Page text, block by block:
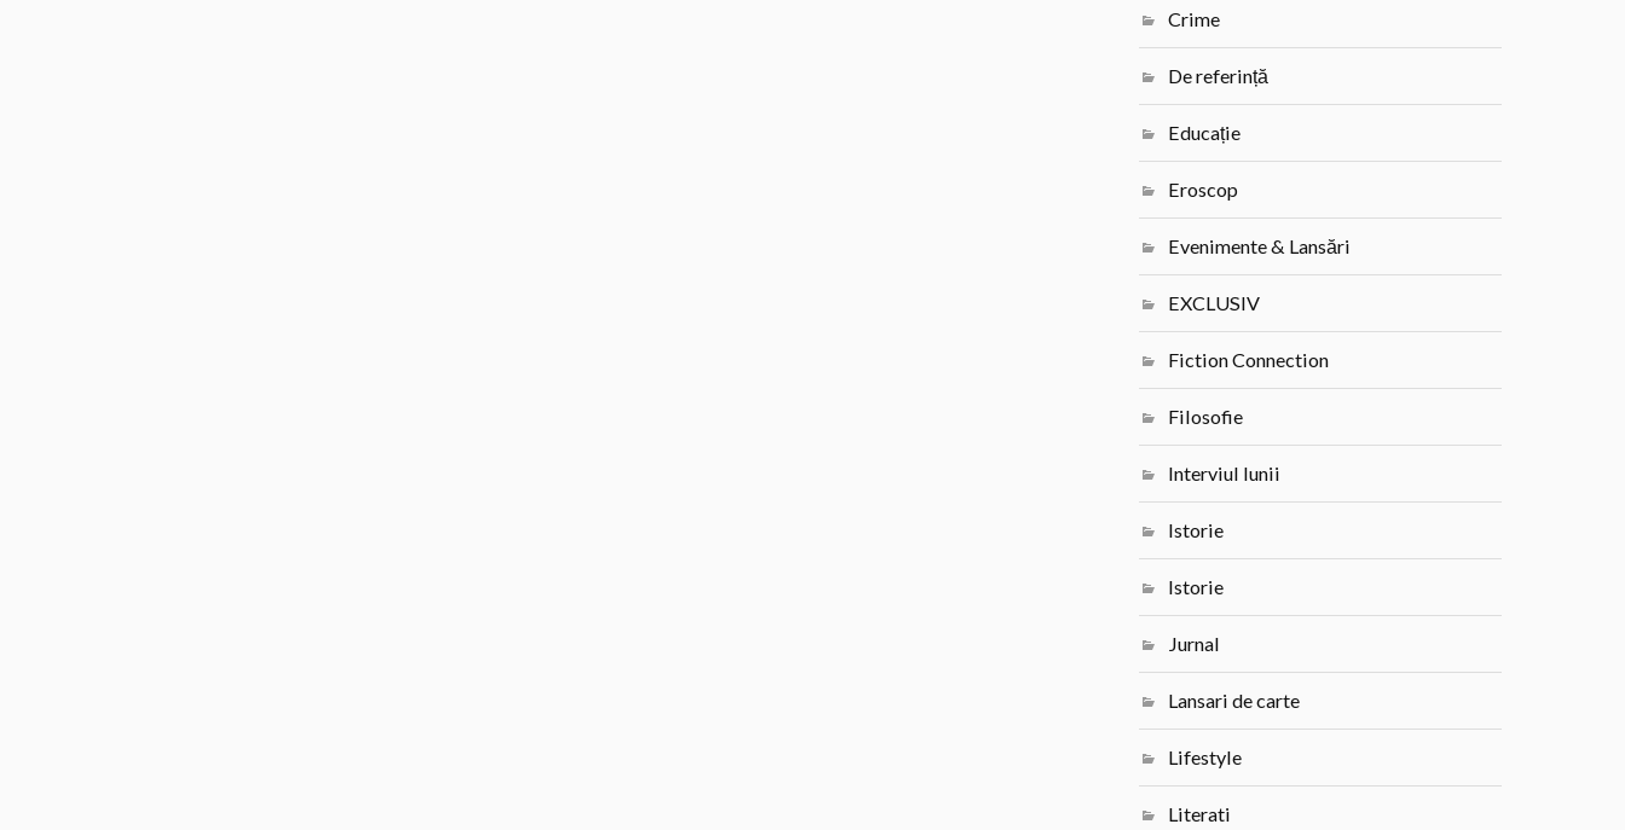
Crime
De referință
Educație
Eroscop
Evenimente & Lansări
EXCLUSIV
Fiction Connection
Filosofie
Interviul lunii
Istorie
Istorie
Jurnal
Lansari de carte
Lifestyle
Literati